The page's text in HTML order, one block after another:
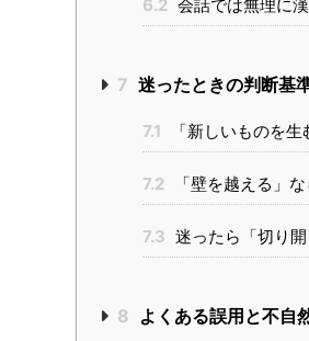
6.2 会話では無理に
7 迷ったときの判断基
7.1 「新しいものを生
7.2 「壁を越える」
7.3 迷ったら「切り
8 よくある誤用と不自